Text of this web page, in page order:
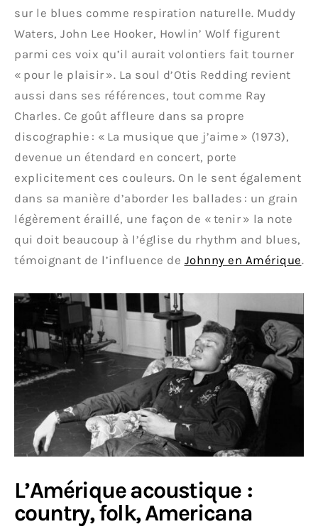
sur le blues comme respiration naturelle. Muddy
Waters, John Lee Hooker, Howlin’ Wolf figurent
parmi ces voix qu’il aurait volontiers fait tourner
« pour le plaisir ». La soul d’Otis Redding revient
aussi dans ses références, tout comme Ray
Charles. Ce goût affleure dans sa propre
discographie : « La musique que j’aime » (1973),
devenue un étendard en concert, porte
explicitement ces couleurs. On le sent également
dans sa manière d’aborder les ballades : un grain
légèrement éraillé, une façon de « tenir » la note
qui doit beaucoup à l’église du rhythm and blues,
témoignant de l’influence de Johnny en Amérique.
L’Amérique acoustique :
country, folk, Americana